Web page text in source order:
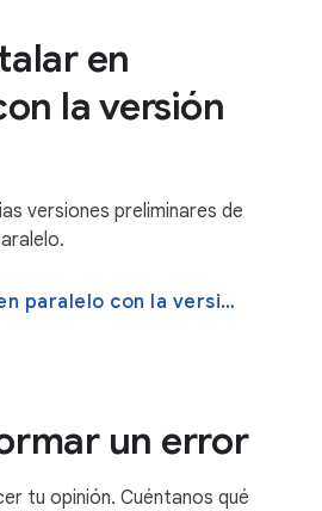
en
la versión
versiones preliminares de
Cómo instalar en paralelo con la versión estable
un error
tu opinión. Cuéntanos qué